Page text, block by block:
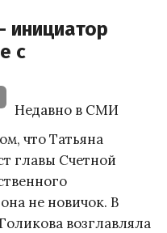
инициатор
с
Недавно в СМИ
что Татьяна
главы Счетной
не новичок. В
возглавляла